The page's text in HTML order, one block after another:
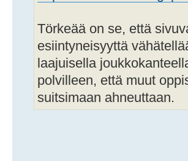
Törkeää on se, että
esiintyneisyyttä
laajuisella
polvilleen, että muut
suitsimaan ahneuttaan.